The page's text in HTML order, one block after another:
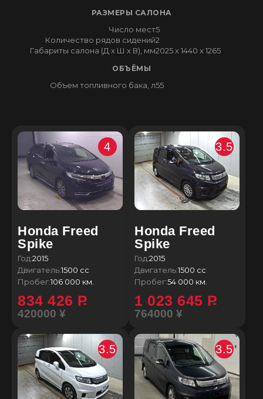
РАЗМЕРЫ САЛОНА
Число мест5
Количество рядов сидений2
Габариты салона (Д x Ш x В), мм2025 x 1440 x 1265
ОБЪЁМЫ
Объем топливного бака, л55
Honda Freed
Spike
4
Год:2015
Двигатель:1500 сс
Пробег:106 000 км.
834 426 P
420000 ¥
Honda Freed
Spike
3.5
Год:2015
Двигатель:1500 сс
Пробег:54 000 км.
1 023 645 P
764000 ¥
3.5 3.5